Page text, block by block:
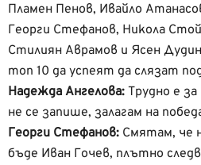
Пламен Пенов, Ивайло
Георги Стефанов, Никола
Стилиян Аврамов и Ясен
топ 10 да успеят да слязат
Надежда Ангелова: Трудно е
не се запише, залагам на
Георги Стефанов: Смятам, че
бъде Иван Гочев, плътно